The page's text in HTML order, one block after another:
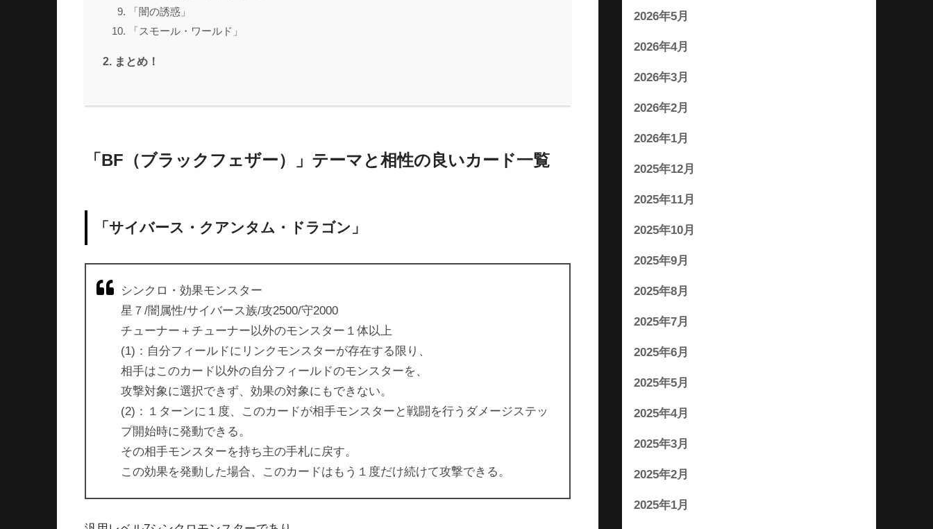
「闇の誘惑」
「スモール・ワールド」
まとめ！
「BF（ブラックフェザー）」テーマと相性の良いカード一覧
「サイバース・クアンタム・ドラゴン」
シンクロ・効果モンスター
星７/闇属性/サイバース族/攻2500/守2000
チューナー＋チューナー以外のモンスター１体以上
(1)：自分フィールドにリンクモンスターが存在する限り、
相手はこのカード以外の自分フィールドのモンスターを、
攻撃対象に選択できず、効果の対象にもできない。
(2)：１ターンに１度、このカードが相手モンスターと戦闘を行うダメージステッ
プ開始時に発動できる。
その相手モンスターを持ち主の手札に戻す。
この効果を発動した場合、このカードはもう１度だけ続けて攻撃できる。
2026年5月
2026年4月
2026年3月
2026年2月
2026年1月
2025年12月
2025年11月
2025年10月
2025年9月
2025年8月
2025年7月
2025年6月
2025年5月
2025年4月
2025年3月
2025年2月
2025年1月